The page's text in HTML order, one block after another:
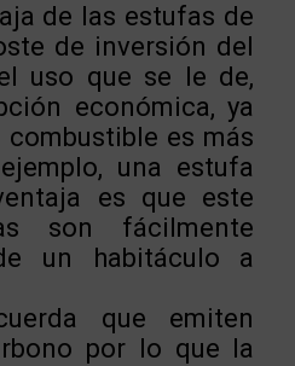
de las estufas de
de inversión del
uso que se le de,
económica, ya
es más
una estufa
es que este
son fácilmente
un habitáculo a
que emiten
por lo que la